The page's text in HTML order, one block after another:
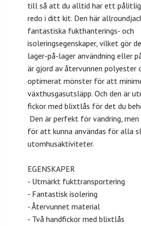
till så att du alltid har ett
redo i ditt kit. Den här
fantastiska fukthanterings- och
isoleringsegenskaper, vilket gör
lager-på-lager användning eller
är gjord av återvunnen polyester
optimerat mönster för att
växthusgasutsläpp. Och den är
fickor med blixtlås för det du
Den är perfekt för vandring, men
för att kunna användas för alla
utomhusaktiviteter.
EGENSKAPER
- Utmärkt fukttransportering
- Fantastisk isolering
- Återvunnet material
- Två handfickor med blixtlås